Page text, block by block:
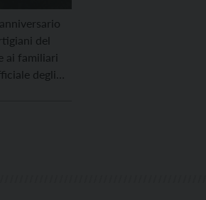
del
ai familiari
degli